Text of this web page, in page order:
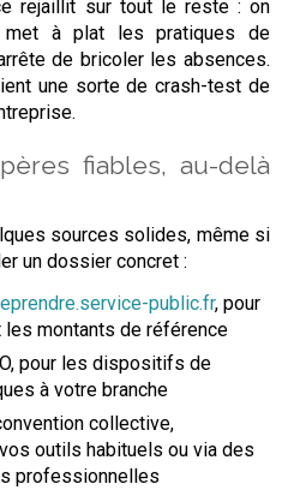
rejaillit sur tout le reste : on
met à plat les pratiques de
de bricoler les absences.
une sorte de crash-test de
fiables, au-delà
sources solides, même si
un dossier concret :
public.fr, pour
montants de référence
pour les dispositifs de
à votre branche
collective,
outils habituels ou via des
professionnelles